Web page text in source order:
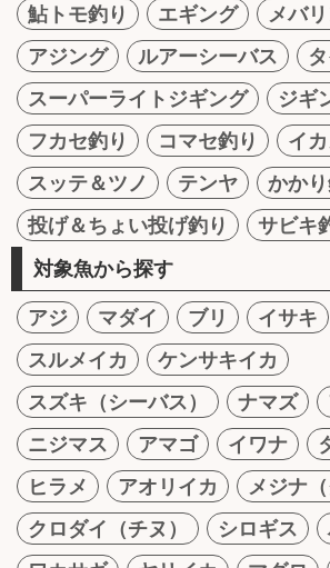
鮎トモ釣り
エギング
メバ
アジング
ルアーシーバス
スーパーライトジギング
ジギ
フカセ釣り
コマセ釣り
イ
スッテ＆ツノ
テンヤ
かか
投げ＆ちょい投げ釣り
サビキ
対象魚から探す
アジ マダイ ブリ イサキ
スルメイカ
ケンサキイカ
スズキ（シーバス）
ナマズ
ニジマス
アマゴ イワナ
ヒラメ
アオリイカ
メジナ
クロダイ（チヌ）
シロギス